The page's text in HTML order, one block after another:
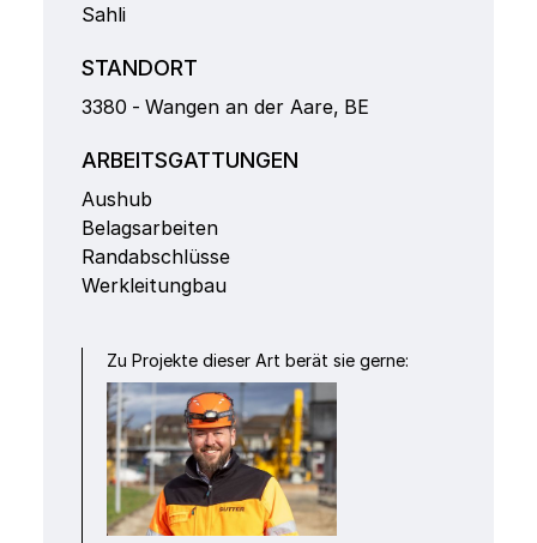
Sahli
STANDORT
3380 - Wangen an der Aare, BE
ARBEITSGATTUNGEN
Aushub
Belagsarbeiten
Randabschlüsse
Werkleitungbau
Zu Projekte dieser Art berät sie gerne: